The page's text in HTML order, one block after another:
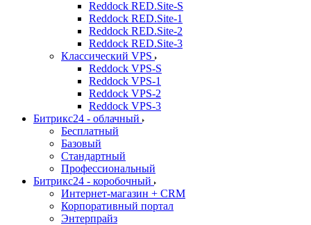
Reddock RED.Site-S
Reddock RED.Site-1
Reddock RED.Site-2
Reddock RED.Site-3
Классический VPS
Reddock VPS-S
Reddock VPS-1
Reddock VPS-2
Reddock VPS-3
Битрикс24 - облачный
Бесплатный
Базовый
Стандартный
Профессиональный
Битрикс24 - коробочный
Интернет-магазин + CRM
Корпоративный портал
Энтерпрайз